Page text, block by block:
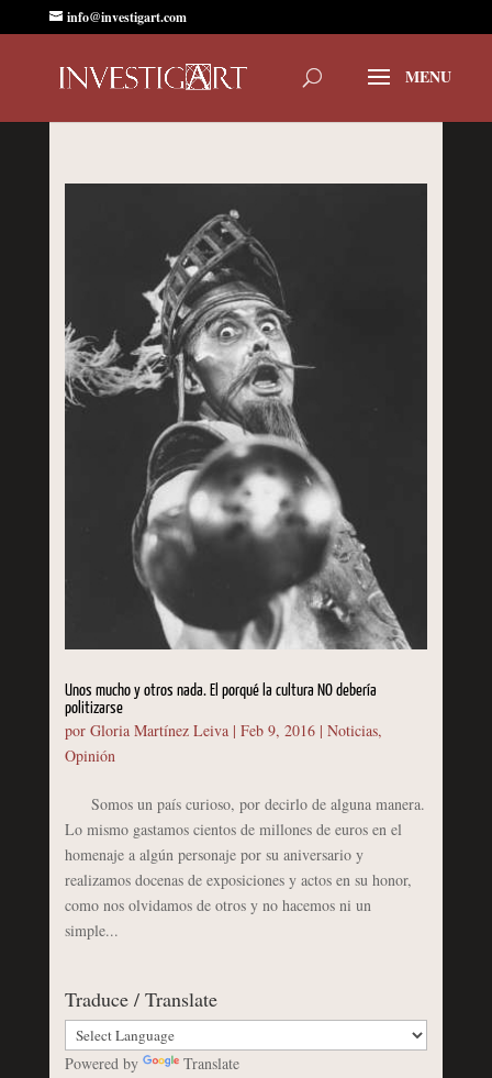
info@investigart.com
Unos mucho y otros nada. El porqué la cultura NO debería
politizarse
por Gloria Martínez Leiva| Feb 9, 2016| Noticias,
Opinión
Somos un país curioso, por decirlo de alguna manera.
Lo mismo gastamos cientos de millones de euros en el
homenaje a algún personaje por su aniversario y
realizamos docenas de exposiciones y actos en su honor,
como nos olvidamos de otros y no hacemos ni un
simple...
Traduce / Translate
Powered by Translate